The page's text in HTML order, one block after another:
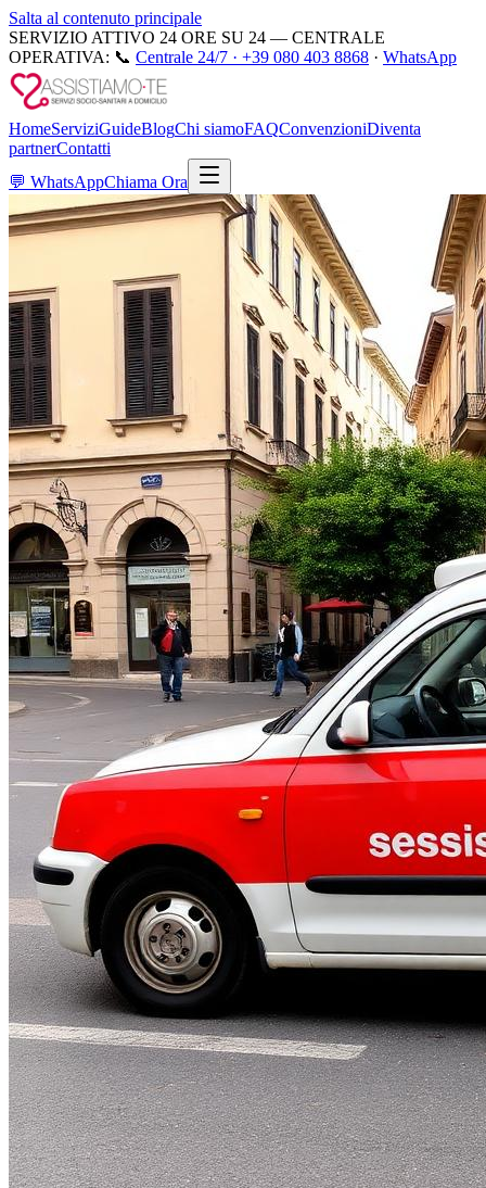
Salta al contenuto principale
SERVIZIO ATTIVO 24 ORE SU 24 — CENTRALE
OPERATIVA: 📞 Centrale 24/7 · +39 080 403 8868 · WhatsApp
HomeServiziGuideBlogChi siamoFAQConvenzioniDiventa
partnerContatti
💬 WhatsAppChiama Ora